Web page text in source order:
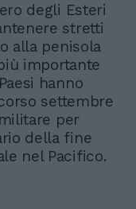
degli Esteri
stretti
alla penisola
importante
hanno
settembre
per
della fine
nel Pacifico.